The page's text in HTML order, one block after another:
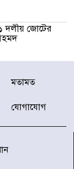
দলীয় জোটের
পরিচ্ছন্নতার
সেক্টর-এ
মতামত
যোগাযোগ